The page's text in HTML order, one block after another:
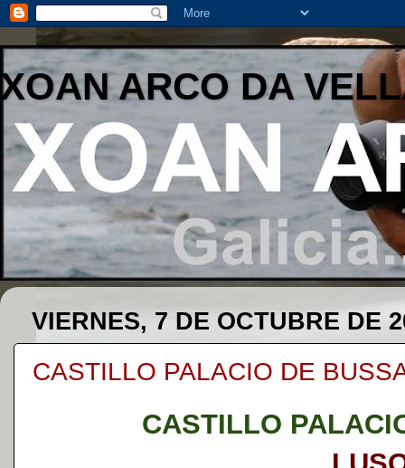
XOAN ARCO DA
VIERNES, 7 DE OCTUBRE DE
CASTILLO PALACIO DE
CASTILLO